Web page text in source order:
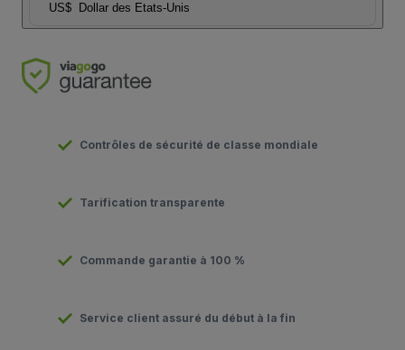
US$ Dollar des Etats-Unis
Contrôles de sécurité de classe mondiale
Tarification transparente
Commande garantie à 100 %
Service client assuré du début à la fin